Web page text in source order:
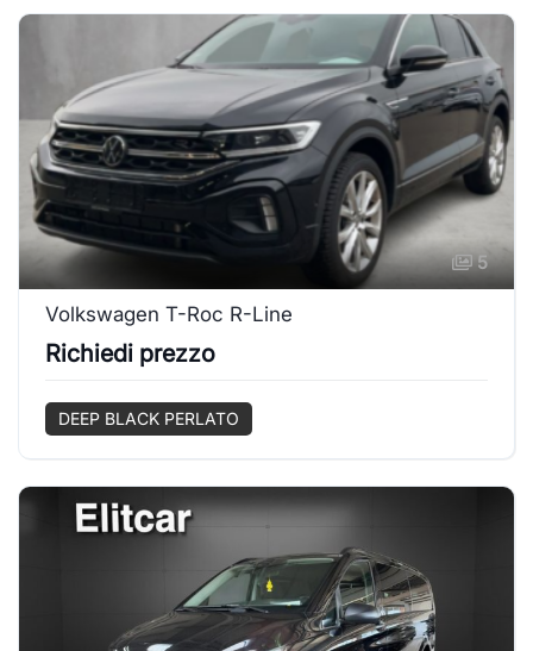
5
Volkswagen T-Roc R-Line
Richiedi prezzo
DEEP BLACK PERLATO